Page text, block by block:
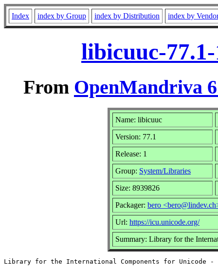
Index index by Group index by Distribution index by
libicuuc-
From OpenMandriva
Name: libicuuc
Version: 77.1
Release: 1
Group: System/Libraries
Size: 8939826
Packager: bero
Url: https://icu.unicode.org/
Summary: Library for the